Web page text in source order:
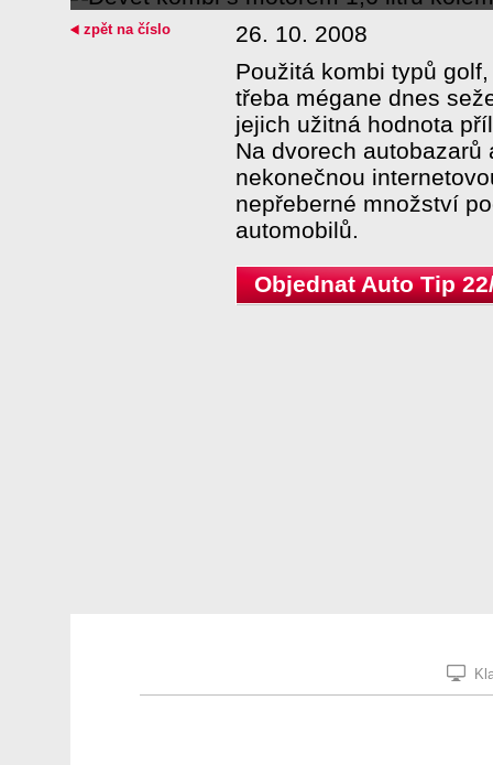
26. 10. 2008
Použitá kombi typů
třeba mégane dnes
jejich užitná hodnota
Na dvorech autobazarů
nekonečnou
nepřeberné množství
automobilů.
Objednat Auto Tip
zpět na číslo